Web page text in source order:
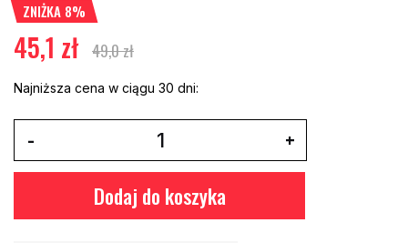
ZNIŻKA 8%
45,1 zł 49,0 zł
Najniższa cena w ciągu 30 dni:
Dodaj do koszyka